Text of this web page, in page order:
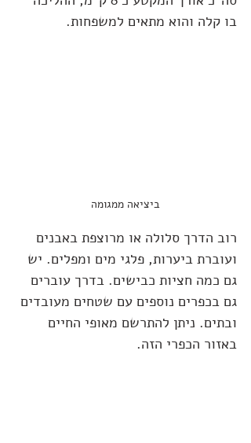
בו קלה והוא מתאים למשפחות.
ביציאה ממגומה
רוב הדרך סלולה או מרוצפת באבנים
ועוברת ביערות, פלגי מים ומפלים. יש
גם כמה חציות כבישים. בדרך עוברים
גם בכפרים נוספים עם שטחים מעובדים
ובתים. ניתן להתרשם מאופי החיים
באזור הכפרי הזה.